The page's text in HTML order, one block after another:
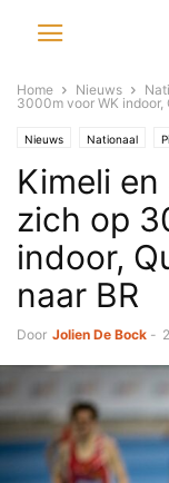
Home Nieuws
3000m voor WK indoor,
Nieuws Nationaal
Kimeli
zich op
indoor,
naar BR
Door Jolien De Bock -